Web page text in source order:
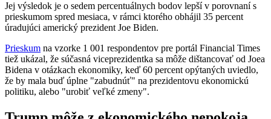
Jej výsledok je o sedem percentuálnych bodov lepší v porovnaní s
prieskumom spred mesiaca, v rámci ktorého obhájil 35 percent
úradujúci americký prezident Joe Biden.
Prieskum na vzorke 1 001 respondentov pre portál Financial Times
tiež ukázal, že súčasná viceprezidentka sa môže dištancovať od Joea
Bidena v otázkach ekonomiky, keď 60 percent opýtaných uviedlo,
že by mala buď úplne "zabudnúť" na prezidentovu ekonomickú
politiku, alebo "urobiť veľké zmeny".